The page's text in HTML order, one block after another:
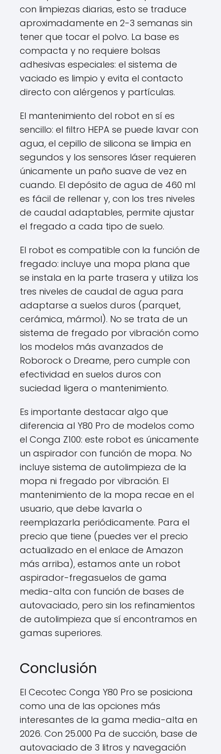
con limpiezas diarias, esto se traduce
aproximadamente en 2-3 semanas sin
tener que tocar el polvo. La base es
compacta y no requiere bolsas
adhesivas especiales: el sistema de
vaciado es limpio y evita el contacto
directo con alérgenos y partículas.
El mantenimiento del robot en sí es
sencillo: el filtro HEPA se puede lavar con
agua, el cepillo de silicona se limpia en
segundos y los sensores láser requieren
únicamente un paño suave de vez en
cuando. El depósito de agua de 460 ml
es fácil de rellenar y, con los tres niveles
de caudal adaptables, permite ajustar
el fregado a cada tipo de suelo.
El robot es compatible con la función de
fregado: incluye una mopa plana que
se instala en la parte trasera y utiliza los
tres niveles de caudal de agua para
adaptarse a suelos duros (parquet,
cerámica, mármol). No se trata de un
sistema de fregado por vibración como
los modelos más avanzados de
Roborock o Dreame, pero cumple con
efectividad en suelos duros con
suciedad ligera o mantenimiento.
Es importante destacar algo que
diferencia al Y80 Pro de modelos como
el Conga Z100: este robot es únicamente
un aspirador con función de mopa. No
incluye sistema de autolimpieza de la
mopa ni fregado por vibración. El
mantenimiento de la mopa recae en el
usuario, que debe lavarla o
reemplazarla periódicamente. Para el
precio que tiene (puedes ver el precio
actualizado en el enlace de Amazon
más arriba), estamos ante un robot
aspirador-fregasuelos de gama
media-alta con función de bases de
autovaciado, pero sin los refinamientos
de autolimpieza que sí encontramos en
gamas superiores.
Conclusión
El Cecotec Conga Y80 Pro se posiciona
como una de las opciones más
interesantes de la gama media-alta en
2026. Con 25.000 Pa de succión, base de
autovaciado de 3 litros y navegación